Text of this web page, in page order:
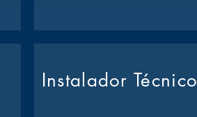
Instalador Técnico